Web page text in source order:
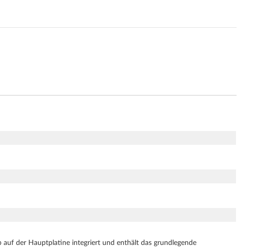
der Hauptplatine integriert und enthält das grundlegende